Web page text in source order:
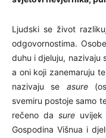
Ljudski se život
odgovornostima.
duhu i djeluju, nazivaju
a oni koji zanemaruju
nazivaju se asure
svemiru postoje samo
rečeno da sureuvijek
Gospodina Višnua i